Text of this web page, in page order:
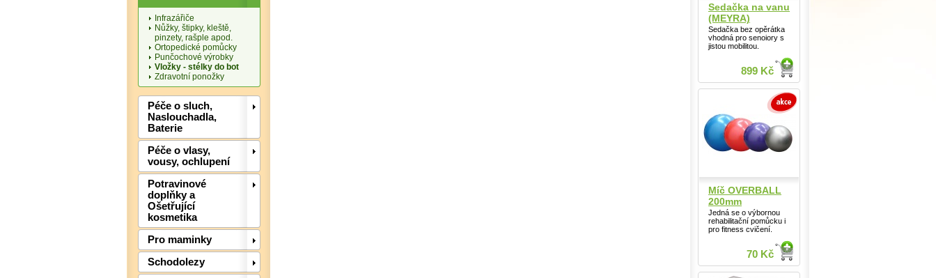
Infrazářiče
Nůžky, štipky, kleště,
pinzety, rašple apod.
Ortopedické pomůcky
Punčochové výrobky
Vložky - stélky do bot
Zdravotní ponožky
Péče o sluch,
Naslouchadla,
Baterie
Péče o vlasy,
vousy, ochlupení
Potravinové
doplňky a
Ošetřující
kosmetika
Pro maminky
Schodolezy
Sedačka na vanu
(MEYRA)
Sedačka bez opěrátka
vhodná pro senoiory s
jistou mobilitou.
899 Kč
Míč OVERBALL
200mm
Jedná se o výbornou
rehabilitační pomůcku i
pro fitness cvičení.
70 Kč